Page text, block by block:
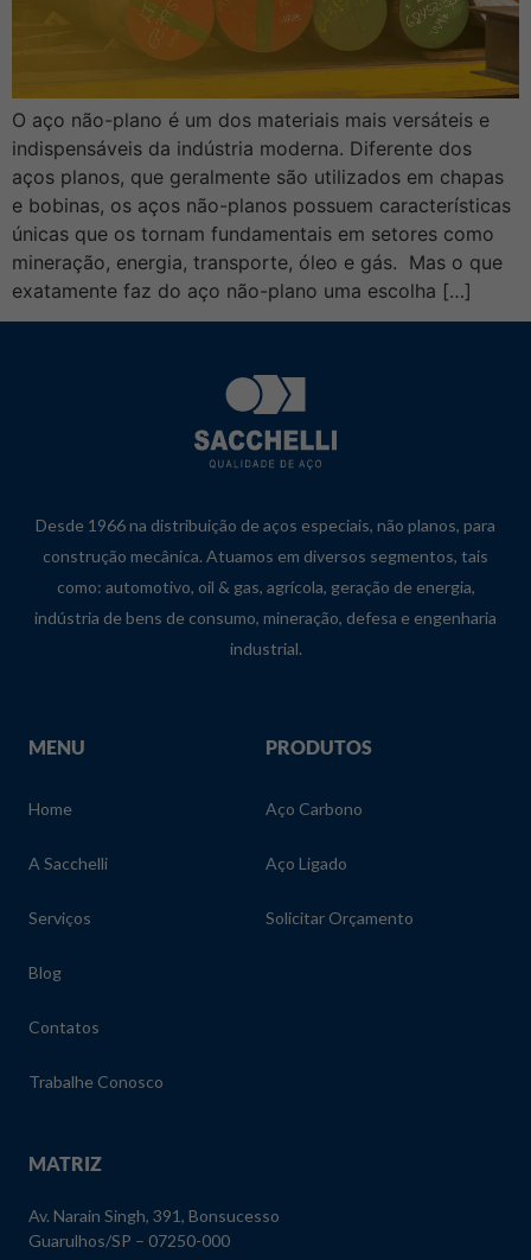
O aço não-plano é um dos materiais mais versáteis e
indispensáveis da indústria moderna. Diferente dos
aços planos, que geralmente são utilizados em chapas
e bobinas, os aços não-planos possuem características
únicas que os tornam fundamentais em setores como
mineração, energia, transporte, óleo e gás. Mas o que
exatamente faz do aço não-plano uma escolha […]
Desde 1966 na distribuição de aços especiais, não planos, para
construção mecânica. Atuamos em diversos segmentos, tais
como: automotivo, oil & gas, agrícola, geração de energia,
indústria de bens de consumo, mineração, defesa e engenharia
industrial.
MENU
Home
A Sacchelli
Serviços
Blog
Contatos
Trabalhe Conosco
PRODUTOS
Aço Carbono
Aço Ligado
Solicitar Orçamento
MATRIZ
Av. Narain Singh, 391, Bonsucesso
Guarulhos/SP – 07250-000